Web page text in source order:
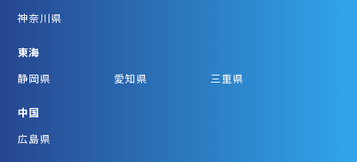
神奈川県
東海
静岡県
愛知県 三重県
中国
広島県